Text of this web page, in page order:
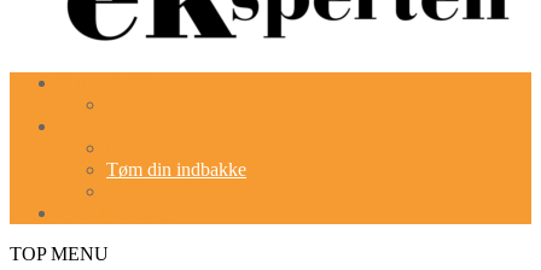
Tøm din indbakke
TOP MENU